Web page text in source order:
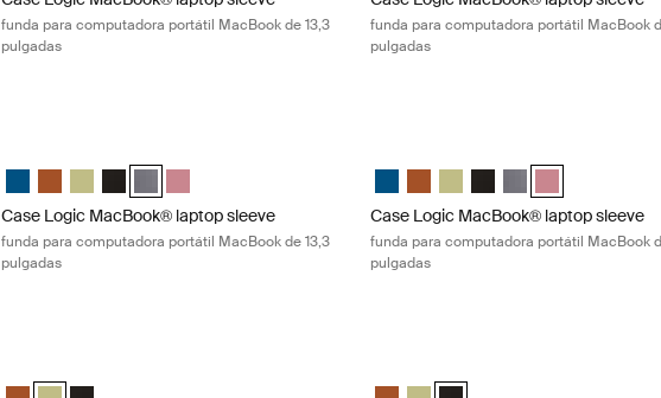
funda para computadora portátil MacBook de 13,3
pulgadas
funda para computadora portátil MacBook
pulgadas
Case Logic 13.3" Laptop and MacBook Sleeve Dark Teal
Case Logic 13.3" Laptop and MacBook Sleeve Rustic Amber
Case Logic 13.3" Laptop and MacBook Sleeve Dill
Case Logic 13.3" Laptop and MacBook Sleeve Negro
Case Logic 13.3" Laptop and MacBook Sleeve Grafito (selected)
Case Logic 13.3" Laptop and MacBook Sleeve Heather rose
Case Logic MacBook® laptop sleeve
funda para computadora portátil MacBook de 13,3
pulgadas
Case Logic 13.3" Laptop and
Case Logic 13.3" Laptop and
Case Logic 13.3" Laptop and
Case Logic 13.3" Laptop
Case Logic 13.3"
Case Logic
Case Logic MacBook® laptop sleeve
funda para computadora portátil MacBook
pulgadas
Case Logic 14" laptop sleeve Rustic Amber
Case Logic 14" laptop sleeve Dill (selected)
Case Logic 14" laptop sleeve Negro Case Logic 14" laptop sleeve Rustic
Case Logic 14" laptop sleeve Dill
Case Logic 14" laptop sleeve